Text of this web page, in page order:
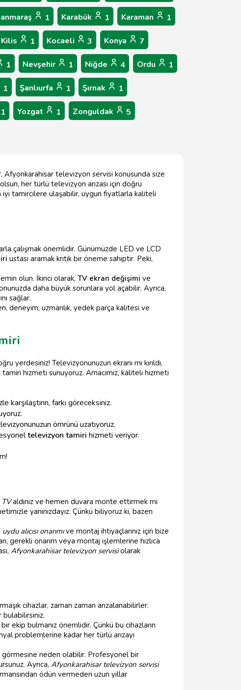
1 Karabük 1 Karaman 1
Kilis 1 Kocaeli 3 Konya 7
1 Nevşehir 1 Niğde 4 Ordu 1
1 Şanlıurfa 1 Şırnak 1
1 Yozgat 1 Zonguldak 5
Afyonkarahisar televizyon servisi konusunda size
her türlü televizyon arızası için doğru
iyi tamircilere ulaşabilir, uygun fiyatlarla kaliteli
çalışmak önemlidir. Günümüzde LED ve LCD
ustası aramak kritik bir öneme sahiptir. Peki,
olun. İkinci olarak, TV ekran değişimi ve
daha büyük sorunlara yol açabilir. Ayrıca,
sağlar.
deneyim, uzmanlık, yedek parça kalitesi ve
yerdesiniz! Televizyonunuzun ekranı mı kırıldı,
hizmeti sunuyoruz. Amacımız, kaliteli hizmeti
karşılaştırın, farkı göreceksiniz.
ömrünü uzatıyoruz.
televizyon tamiri hizmeti veriyor.
TValdınız ve hemen duvara monte ettirmek mi
yanınızdayız. Çünkü biliyoruz ki, bazen
uydu alıcısı onarımıve montaj ihtiyaçlarınız için bize
gerekli onarım veya montaj işlemlerine hızlıca
Afyonkarahisar televizyon servisiolarak
cihazlar, zaman zaman arızalanabilirler.
bulabilirsiniz.
ekip bulmanız önemlidir. Çünkü bu cihazların
problemlerine kadar her türlü arızayı
görmesine neden olabilir. Profesyonel bir
Ayrıca, Afyonkarahisar televizyon servisi
ödün vermeden uzun yıllar